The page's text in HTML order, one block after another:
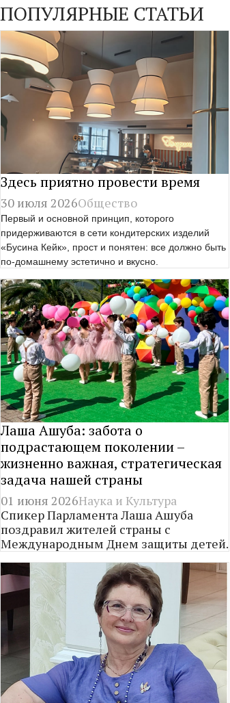
ПОПУЛЯРНЫЕ СТАТЬИ
Здесь приятно провести время
30 июля 2026Общество
Первый и основной принцип, которого
придерживаются в сети кондитерских изделий
«Бусина Кейк», прост и понятен: все должно быть
по-домашнему эстетично и вкусно.
Лаша Ашуба: забота о
подрастающем поколении –
жизненно важная, стратегическая
задача нашей страны
01 июня 2026Наука и Культура
Спикер Парламента Лаша Ашуба
поздравил жителей страны с
Международным Днем защиты детей.